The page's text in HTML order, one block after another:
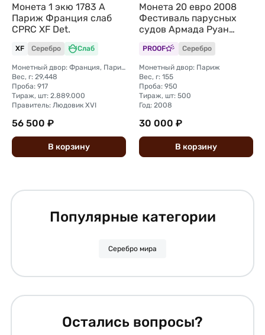
Монета 1 экю 1783 A
Париж Франция слаб
CPRC XF Det.
XF Серебро Слаб
Монетный двор: Франция, Париж
Вес, г: 29,448
Проба: 917
Тираж, шт: 2.889.000
Правитель: Людовик XVI
56 500 ₽
В корзину
Монета 20 евро 2008
Фестиваль парусных
судов Армада Руан
Франция
PROOF Серебро
Монетный двор: Париж
Вес, г: 155
Проба: 950
Тираж, шт: 500
Год: 2008
30 000 ₽
В корзину
Популярные категории
Серебро мира
Остались вопросы?